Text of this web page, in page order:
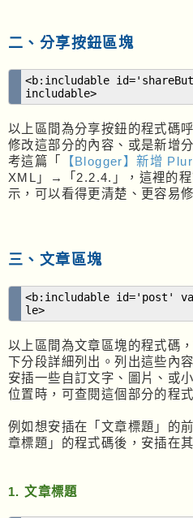
二、分享按鈕區塊
<b:includable
includable>
以上區間為分享按鈕的程式碼
修改這部分的內容、或是新增
考這篇「
【Blogger】新增
XML」→「2.2.4.」，這裡的
示，可以看得更清楚、更容易修
三、文章區塊
<b:includable id='post'
le>
以上區間為文章區塊的程式碼
下分段詳細列出。列出這些內
安插一些自訂文字、圖片、或
位置時，可查閱這個部分的程式
例如想安插在「文章標題」的
章標題」的程式碼後，安插在
1. 文章標題